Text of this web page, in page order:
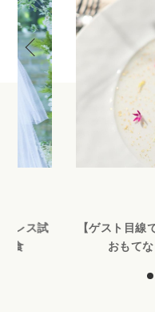
レス試
食
【ゲスト目線
おもて